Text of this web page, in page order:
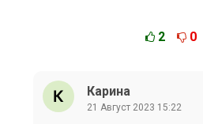
2 0
Карина
21 Август 2023 15:22